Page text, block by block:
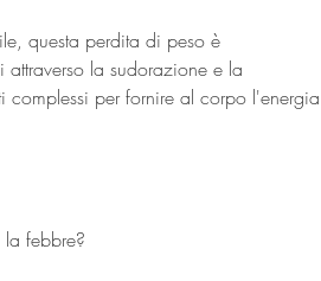
questa perdita di peso è
la sudorazione e la
per fornire al corpo l'energia
febbre?